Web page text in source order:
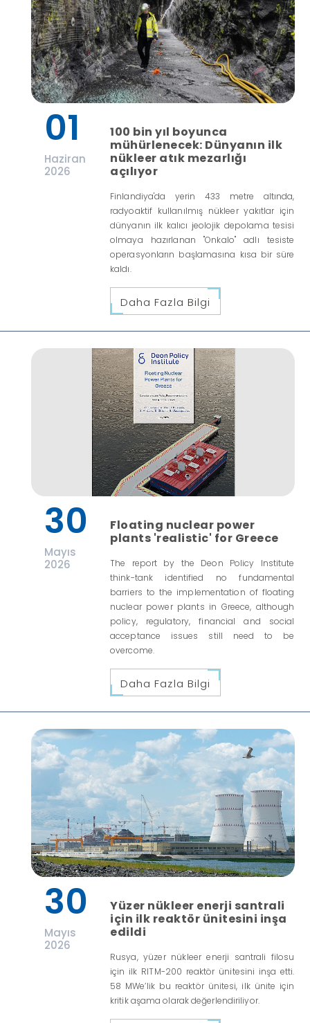
01
Haziran
2026
100 bin yıl boyunca
mühürlenecek: Dünyanın ilk
nükleer atık mezarlığı
açılıyor
Finlandiya'da yerin 433 metre altında,
radyoaktif kullanılmış nükleer yakıtlar için
dünyanın ilk kalıcı jeolojik depolama tesisi
olmaya hazırlanan "Onkalo" adlı tesiste
operasyonların başlamasına kısa bir süre
kaldı.
Daha Fazla Bilgi
30
Mayıs
2026
Floating nuclear power
plants 'realistic' for Greece
The report by the Deon Policy Institute
think-tank identified no fundamental
barriers to the implementation of floating
nuclear power plants in Greece, although
policy, regulatory, financial and social
acceptance issues still need to be
overcome.
Daha Fazla Bilgi
30
Mayıs
2026
Yüzer nükleer enerji santrali
için ilk reaktör ünitesini inşa
edildi
Rusya, yüzer nükleer enerji santrali filosu
için ilk RITM-200 reaktör ünitesini inşa etti.
58 MWe’lik bu reaktör ünitesi, ilk ünite için
kritik aşama olarak değerlendiriliyor.